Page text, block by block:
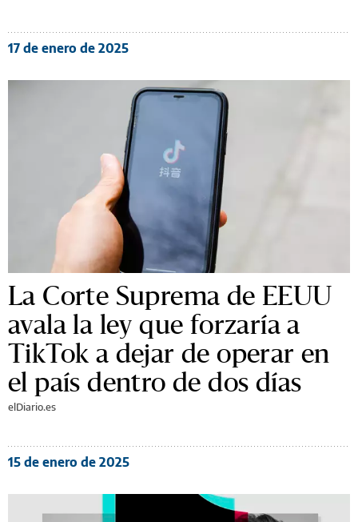
17 de enero de 2025
La Corte Suprema de EEUU
avala la ley que forzaría a
TikTok a dejar de operar en
el país dentro de dos días
elDiario.es
15 de enero de 2025